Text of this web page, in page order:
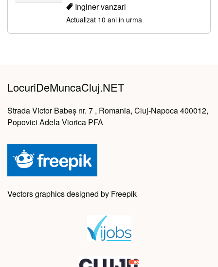
Inginer vanzari
Actualizat 10 ani in urma
LocuriDeMuncaCluj.NET
Strada Victor Babeș nr. 7 , Romania, Cluj-Napoca 400012,
Popovici Adela Viorica PFA
Vectors graphics designed by Freepik